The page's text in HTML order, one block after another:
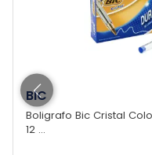
BIC
Boligrafo Bic Cristal
12 ...